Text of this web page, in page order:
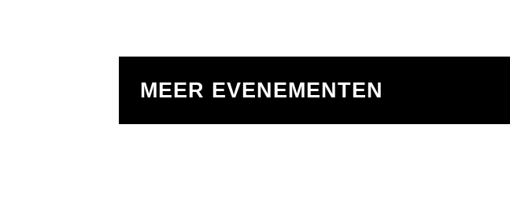
MEER EVENEMENTEN